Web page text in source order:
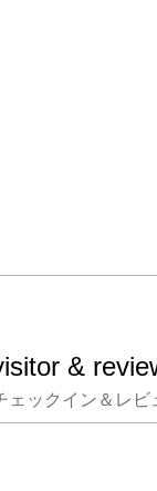
&
ェックイン＆レビ